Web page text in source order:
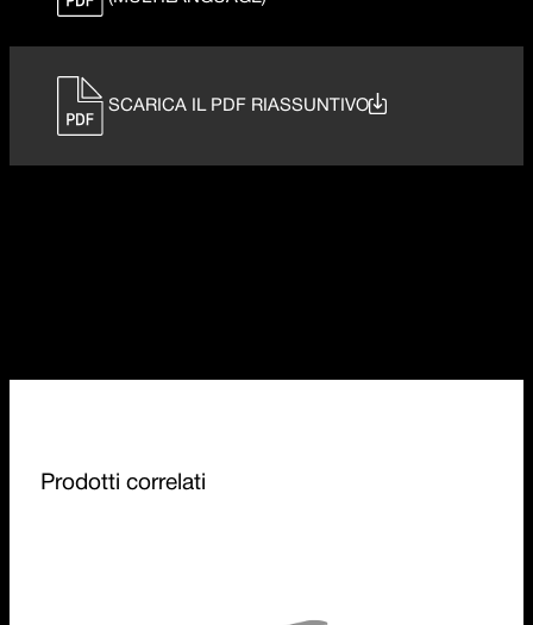
SCARICA IL PDF RIASSUNTIVO
Prodotti correlati